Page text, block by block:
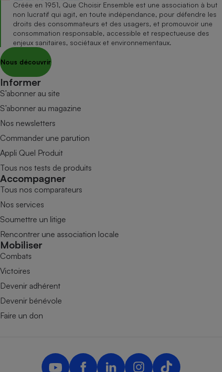
Créée en 1951, Que Choisir Ensemble est une association à but
non lucratif qui agit, en toute indépendance, pour défendre les
droits des consommateurs et des usagers, et promouvoir une
consommation responsable, accessible et respectueuse des
enjeux sanitaires, sociétaux et environnementaux.
Nous découvrir
Informer
S’abonner au site
S’abonner au magazine
Nos newsletters
Commander une parution
Appli Quel Produit
Tous nos tests de produits
Accompagner
Tous nos comparateurs
Nos services
Soumettre un litige
Rencontrer une association locale
Mobiliser
Combats
Victoires
Devenir adhérent
Devenir bénévole
Faire un don